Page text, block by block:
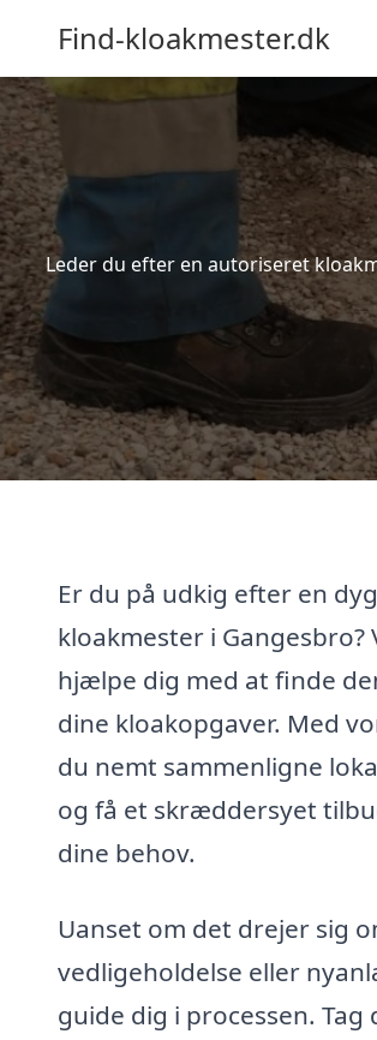
Find-kloakmester.dk
Leder du efter en autoriseret
Er du på udkig efter en
kloakmester i Gangesbro?
hjælpe dig med at finde
dine kloakopgaver. Med
du nemt sammenligne
og få et skræddersyet
dine behov.
Uanset om det drejer sig
vedligeholdelse eller
guide dig i processen.